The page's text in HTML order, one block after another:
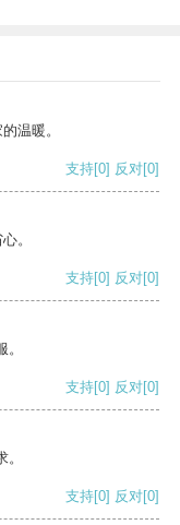
温暖。
支持[0] 反对[0]
。
支持[0] 反对[0]
支持[0] 反对[0]
支持[0] 反对[0]